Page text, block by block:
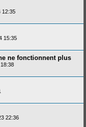
12:35
15:35
ne fonctionnent plus
22:36